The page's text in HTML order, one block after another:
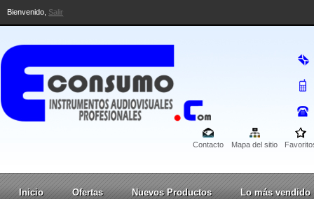
Bienvenido, Salir
Contacto Mapa del sitio
Inicio Ofertas Nuevos Productos Lo más vendido